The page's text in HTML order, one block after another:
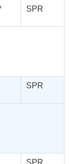
SPR
SPR
SPR